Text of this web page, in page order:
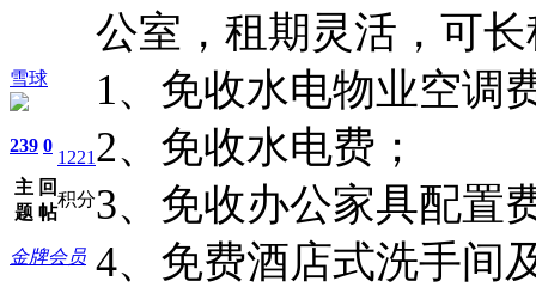
雪球
239
主
题
0
回
帖
1221
积分
金牌会员
公室，租期灵活，可
1、 免收水电物业空调
2、 免收水电费；
3、 免收办公家具配置
4、 免费酒店式洗手间